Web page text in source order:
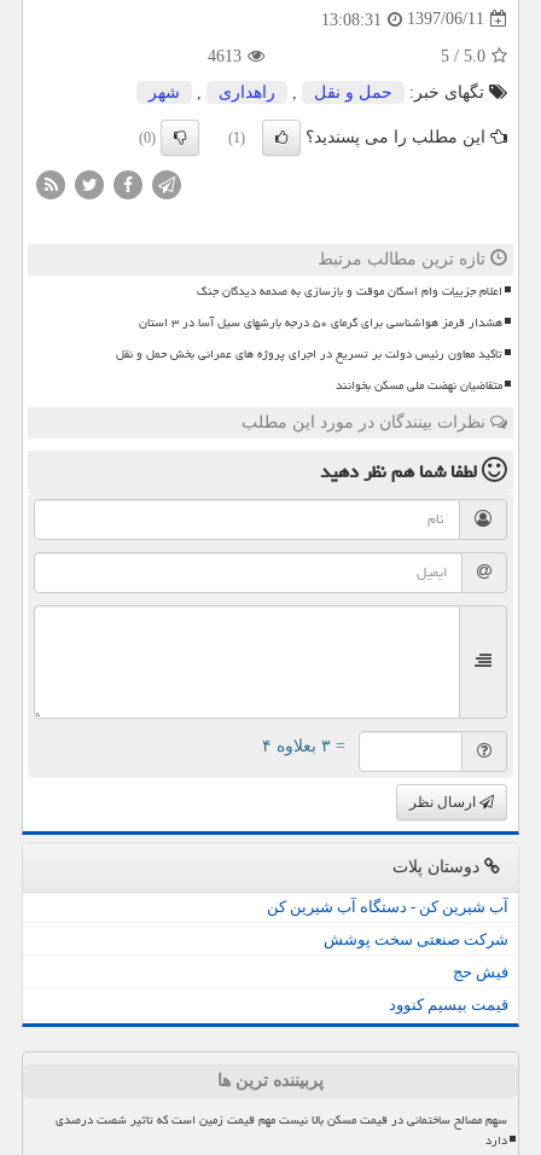
1397/06/11
13:08:31
5.0
/
5
4613
تگهای خبر:
حمل و نقل راهداری شهر
این مطلب را می پسندید؟ (1)
(0)
تازه ترین مطالب مرتبط
اعلام جزییات وام اسکان موقت و بازسازی به صدمه دیدگان جنگ
هشدار قرمز هواشناسی برای گرمای ۵۰ درجه بارشهای سیل آسا در ۳ استان
تاکید معاون رئیس دولت بر تسریع در اجرای پروژه های عمرانی بخش حمل و نقل
متقاضیان نهضت ملی مسکن بخوانند
نظرات بینندگان در مورد این مطلب
لطفا شما همنظر دهید
= ۳ بعلاوه ۴
ارسال نظر
دوستان پلات
آب شیرین کن - دستگاه آب شیرین کن
شرکت صنعتی سخت پوشش
فیش حج
قیمت بیسیم کنوود
پربیننده ترین ها
سهم مصالح ساختمانی در قیمت مسکن بالا نیست مهم قیمت زمین است که تاثیر شصت درصدی
دارد